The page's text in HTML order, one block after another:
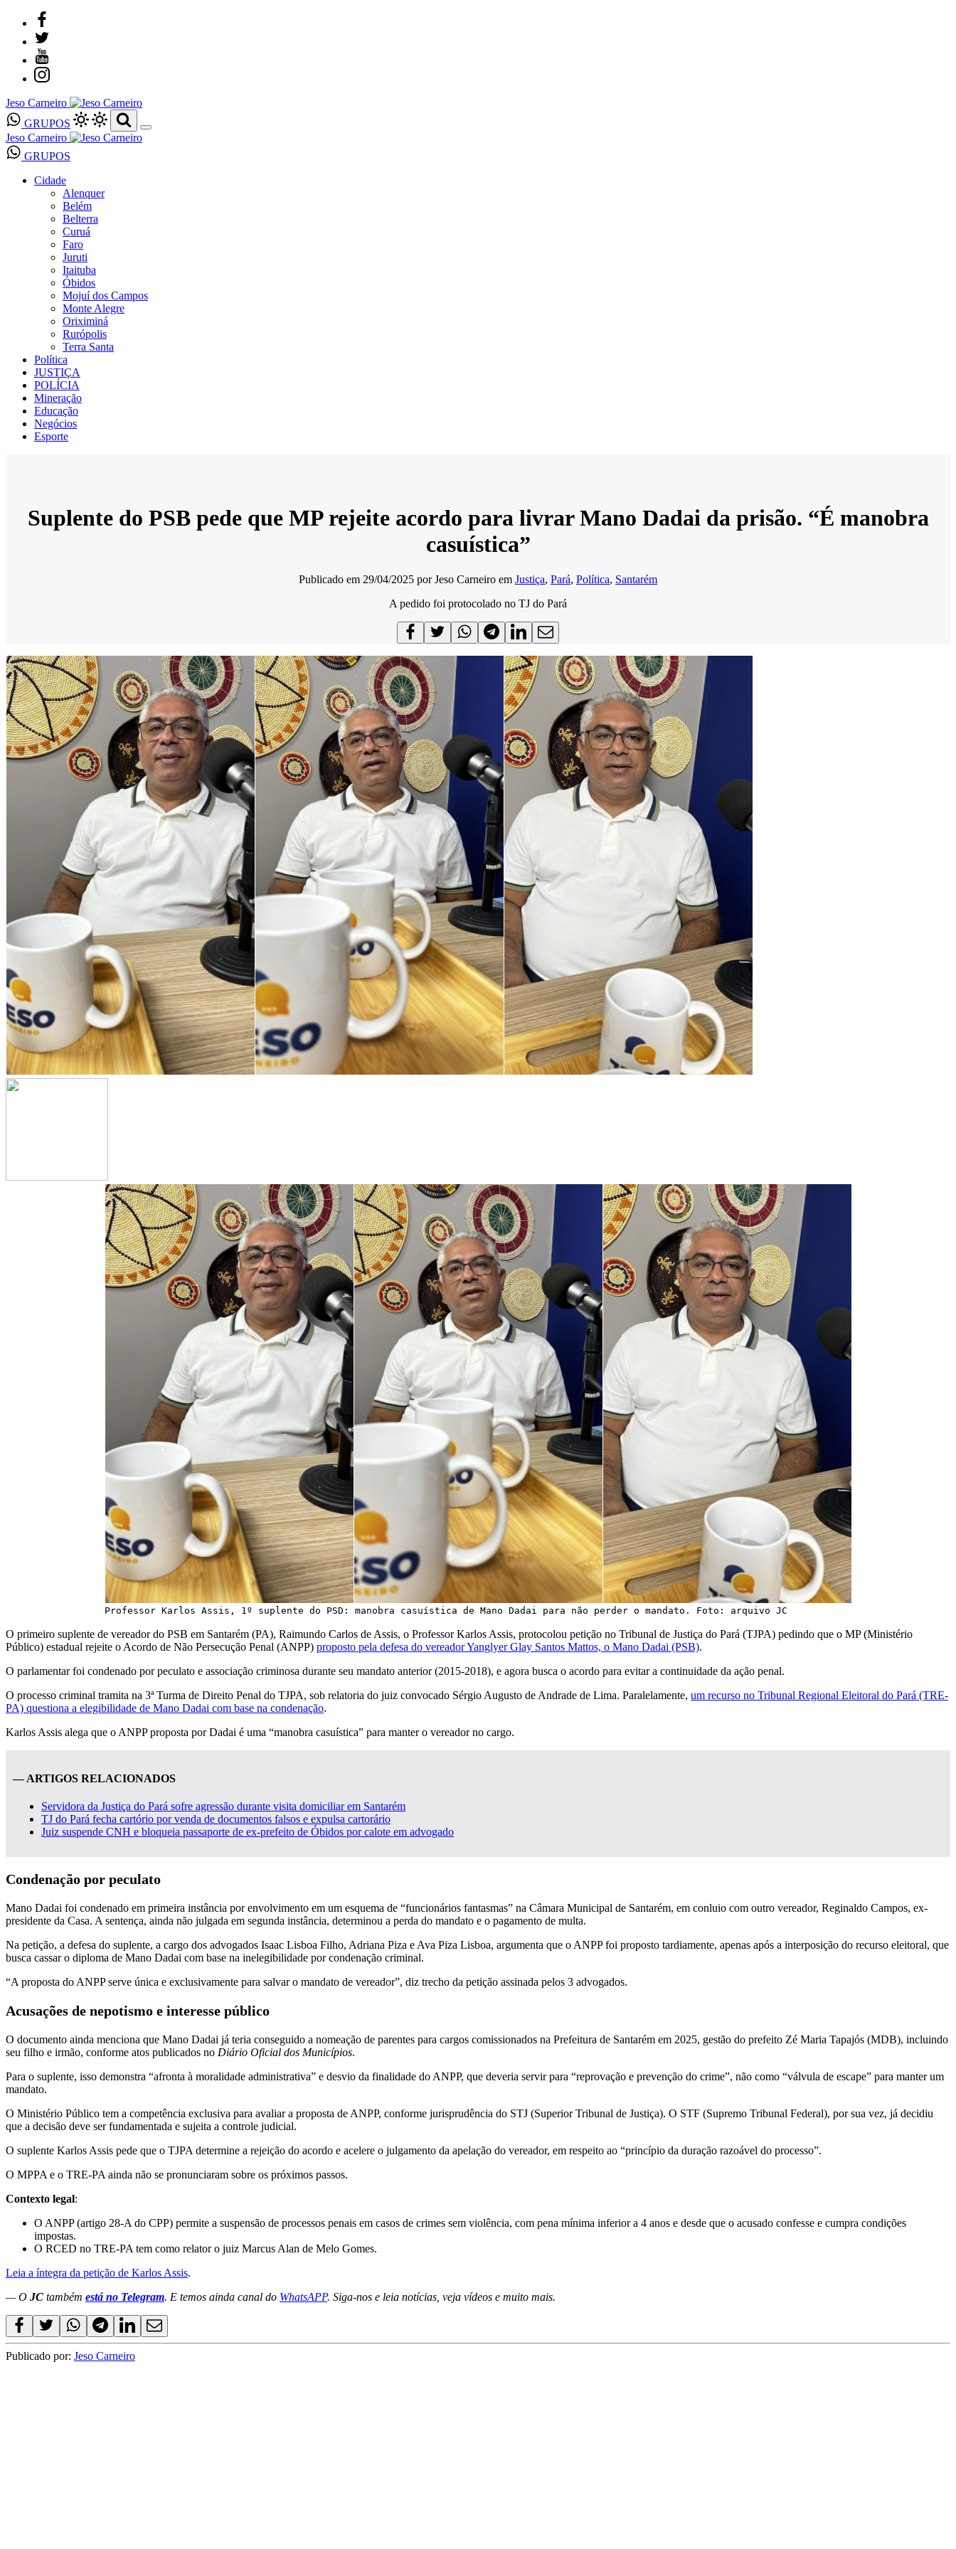
Jeso Carneiro
GRUPOS
Jeso Carneiro
GRUPOS
Cidade
Alenquer
Belém
Belterra
Curuá
Faro
Juruti
Itaituba
Óbidos
Mojuí dos Campos
Monte Alegre
Oriximiná
Rurópolis
Terra Santa
Política
JUSTIÇA
POLÍCIA
Mineração
Educação
Negócios
Esporte
Suplente do PSB pede que MP rejeite acordo para livrar Mano Dadai da prisão. “É manobra
casuística”
Publicado em 29/04/2025 porJeso Carneiro em Justiça, Pará, Política, Santarém
A pedido foi protocolado no TJ do Pará
Professor Karlos Assis, 1º suplente do PSD: manobra casuística de Mano Dadai para não perder o mandato. Foto: arquivo JC
O primeiro suplente de vereador do PSB em Santarém (PA), Raimundo Carlos de Assis, o Professor Karlos Assis, protocolou petição no Tribunal de Justiça do Pará (TJPA) pedindo que o MP (Ministério
Público) estadual rejeite o Acordo de Não Persecução Penal (ANPP) proposto pela defesa do vereador Yanglyer Glay Santos Mattos, o Mano Dadai (PSB).
O parlamentar foi condenado por peculato e associação criminosa durante seu mandato anterior (2015-2018), e agora busca o acordo para evitar a continuidade da ação penal.
O processo criminal tramita na 3ª Turma de Direito Penal do TJPA, sob relatoria do juiz convocado Sérgio Augusto de Andrade de Lima. Paralelamente, um recurso no Tribunal Regional Eleitoral do Pará (TRE-
PA) questiona a elegibilidade de Mano Dadai com base na condenação.
Karlos Assis alega que o ANPP proposta por Dadai é uma “manobra casuística” para manter o vereador no cargo.
— ARTIGOS RELACIONADOS
Servidora da Justiça do Pará sofre agressão durante visita domiciliar em Santarém
TJ do Pará fecha cartório por venda de documentos falsos e expulsa cartorário
Juiz suspende CNH e bloqueia passaporte de ex-prefeito de Óbidos por calote em advogado
Condenação por peculato
Mano Dadai foi condenado em primeira instância por envolvimento em um esquema de “funcionários fantasmas” na Câmara Municipal de Santarém, em conluio com outro vereador, Reginaldo Campos, ex-
presidente da Casa. A sentença, ainda não julgada em segunda instância, determinou a perda do mandato e o pagamento de multa.
Na petição, a defesa do suplente, a cargo dos advogados Isaac Lisboa Filho, Adriana Piza e Ava Piza Lisboa, argumenta que o ANPP foi proposto tardiamente, apenas após a interposição do recurso eleitoral, que
busca cassar o diploma de Mano Dadai com base na inelegibilidade por condenação criminal.
“A proposta do ANPP serve única e exclusivamente para salvar o mandato de vereador”, diz trecho da petição assinada pelos 3 advogados.
Acusações de nepotismo e interesse público
O documento ainda menciona que Mano Dadai já teria conseguido a nomeação de parentes para cargos comissionados na Prefeitura de Santarém em 2025, gestão do prefeito Zé Maria Tapajós (MDB), incluindo
seu filho e irmão, conforme atos publicados no Diário Oficial dos Municípios.
Para o suplente, isso demonstra “afronta à moralidade administrativa” e desvio da finalidade do ANPP, que deveria servir para “reprovação e prevenção do crime”, não como “válvula de escape” para manter um
mandato.
O Ministério Público tem a competência exclusiva para avaliar a proposta de ANPP, conforme jurisprudência do STJ (Superior Tribunal de Justiça). O STF (Supremo Tribunal Federal), por sua vez, já decidiu
que a decisão deve ser fundamentada e sujeita a controle judicial.
O suplente Karlos Assis pede que o TJPA determine a rejeição do acordo e acelere o julgamento da apelação do vereador, em respeito ao “princípio da duração razoável do processo”.
O MPPA e o TRE-PA ainda não se pronunciaram sobre os próximos passos.
Contexto legal:
O ANPP (artigo 28-A do CPP) permite a suspensão de processos penais em casos de crimes sem violência, com pena mínima inferior a 4 anos e desde que o acusado confesse e cumpra condições
impostas.
O RCED no TRE-PA tem como relator o juiz Marcus Alan de Melo Gomes.
Leia a íntegra da petição de Karlos Assis.
— O JC também está no Telegram. E temos ainda canal do WhatsAPP. Siga-nos e leia notícias, veja vídeos e muito mais.
Publicado por: Jeso Carneiro